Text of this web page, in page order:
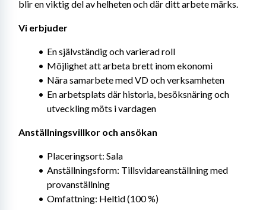
blir en viktig del av helheten och där ditt arbete märks.
Vi erbjuder
En självständig och varierad roll
Möjlighet att arbeta brett inom ekonomi
Nära samarbete med VD och verksamheten
En arbetsplats där historia, besöksnäring och
utveckling möts i vardagen
Anställningsvillkor och ansökan
Placeringsort: Sala
Anställningsform: Tillsvidareanställning med
provanställning
Omfattning: Heltid (100 %)